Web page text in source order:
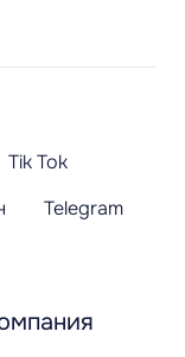
Tik Tok
Telegram